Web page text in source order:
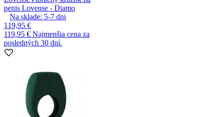
penis Lovense - Diamo
Na sklade: 5-7 dni
119,95 €
119,95 € Najmenšia cena za
posledných 30 dní.